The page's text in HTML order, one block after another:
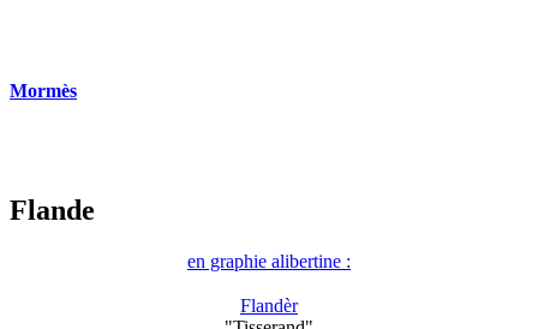
Mormès
Flande
en graphie alibertine :
Flandèr